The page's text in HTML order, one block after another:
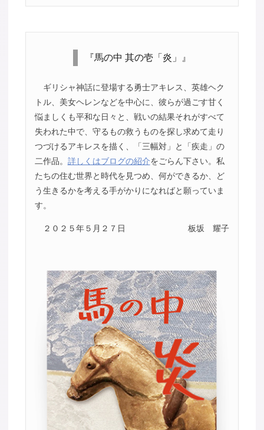
『馬の中 其の壱「炎」』
ギリシャ神話に登場する勇士アキレス、英雄ヘク
トル、美女ヘレンなどを中心に、彼らが過ごす甘く
悩ましくも平和な日々と、戦いの結果それがすべて
失われた中で、守るもの救うものを探し求めて走り
つづけるアキレスを描く、「三幅対」と「疾走」の
二作品。 詳しくはブログの紹介をごらん下さい。私
たちの住む世界と時代を見つめ、何ができるか、ど
う生きるかを考える手がかりになればと願っていま
す。
２０２５年５月２７日 板坂 耀子